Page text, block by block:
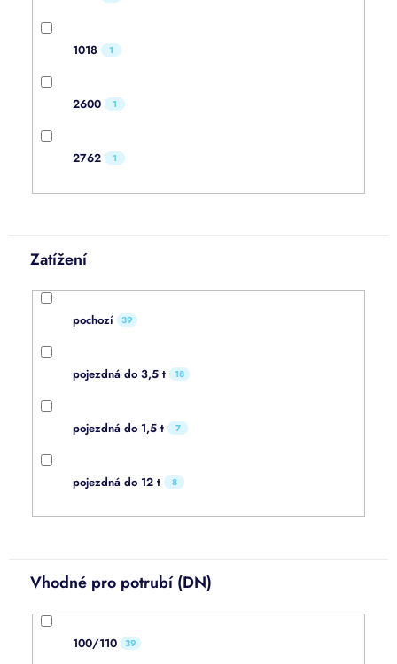
1018 1
2600 1
2762 1
Zatížení
pochozí 39
pojezdná do 3,5 t 18
pojezdná do 1,5 t 7
pojezdná do 12 t 8
Vhodné pro potrubí (DN)
100/110 39